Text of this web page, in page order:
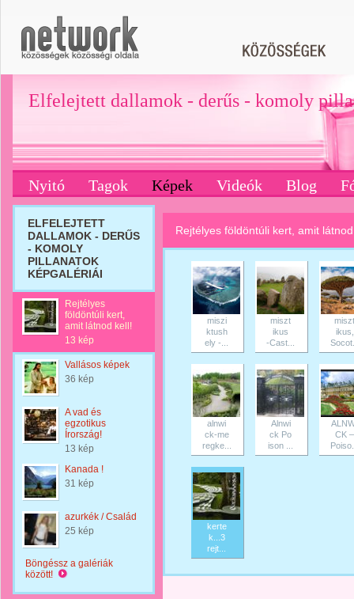
Elfelejtett dallamok - derűs - komoly
Nyitó Tagok Képek Videók Blog
ELFELEJTETT
DALLAMOK - DERŰS
- KOMOLY
PILLANATOK
KÉPGALÉRIÁI
Rejtélyes
földöntúli kert,
amit látnod kell!
13 kép
Vallásos képek
36 kép
A vad és
egzotikus
Írország!
13 kép
Kanada !
31 kép
azurkék / Család
25 kép
Böngéssz a galériák
között!
Rejtélyes földöntúli kert, amit
miszi
ktush
ely -...
miszt
ikus
-Cast...
miszt
ikus,
alnwi
ck-me
regke...
Alnwi
ck Po
ison ...
CK –
kerte
k...3
rejt...